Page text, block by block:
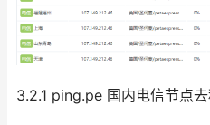
3.2.1 ping.pe 国内电信节点